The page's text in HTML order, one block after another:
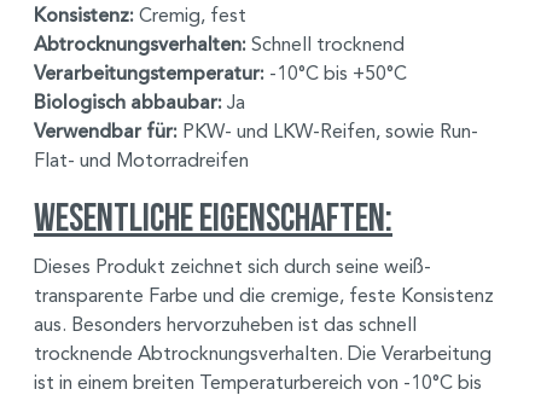
Konsistenz: Cremig, fest
Abtrocknungsverhalten: Schnell trocknend
Verarbeitungstemperatur: -10°C bis +50°C
Biologisch abbaubar: Ja
Verwendbar für: PKW- und LKW-Reifen, sowie Run-
Flat- und Motorradreifen
Wesentliche Eigenschaften:
Dieses Produkt zeichnet sich durch seine weiß-
transparente Farbe und die cremige, feste Konsistenz
aus. Besonders hervorzuheben ist das schnell
trocknende Abtrocknungsverhalten. Die Verarbeitung
ist in einem breiten Temperaturbereich von -10°C bis